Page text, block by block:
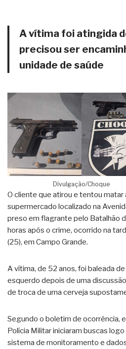
A vítima foi atingida
precisou ser
unidade de saúde
Divulgação/Choque
O cliente que atirou e tentou matar
supermercado localizado na
preso em flagrante pelo Batalhão
horas após o crime, ocorrido na
(25), em Campo Grande.
A vítima, de 52 anos, foi baleada
esquerdo depois de uma
de troca de uma cerveja
Segundo o boletim de ocorrência,
Polícia Militar iniciaram buscas
sistema de monitoramento e